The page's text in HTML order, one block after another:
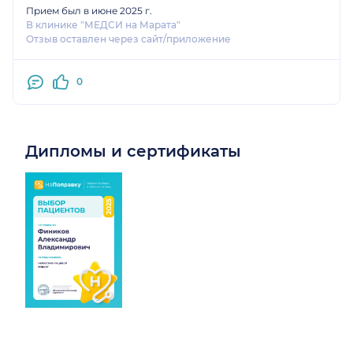
Прием был в июне 2025 г.
В клинике "МЕДСИ на Марата"
Отзыв оставлен через сайт/приложение
0
Дипломы и сертификаты